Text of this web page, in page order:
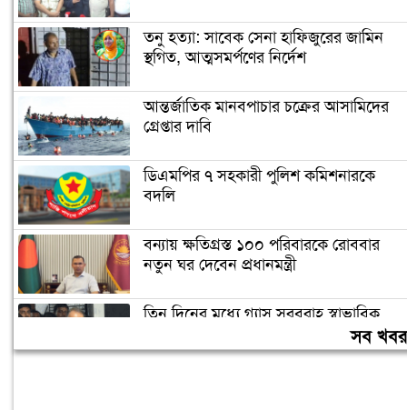
তনু হত্যা: সাবেক সেনা হাফিজুরের জামিন
স্থগিত, আত্মসমর্পণের নির্দেশ
আন্তর্জাতিক মানবপাচার চক্রের আসামিদের
গ্রেপ্তার দাবি
ডিএমপির ৭ সহকারী পুলিশ কমিশনারকে
বদলি
বন্যায় ক্ষতিগ্রস্ত ১০০ পরিবারকে রোববার
নতুন ঘর দেবেন প্রধানমন্ত্রী
তিন দিনের মধ্যে গ্যাস সরবরাহ স্বাভাবিক
সব